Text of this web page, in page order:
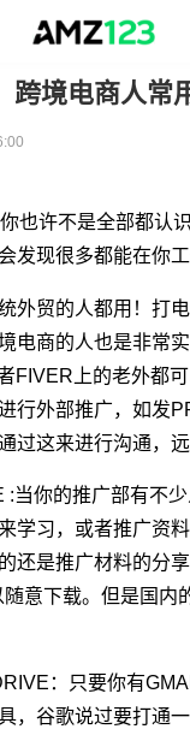
跨境电商人常
也许不是全部都认
发现很多都能在你工
外贸的人都用！打
电商的人也是非常
FIVER上的老外都
行外部推广，如发
过这来进行沟通，远
:当你的推广部有不
学习，或者推广资
还是推广材料的分享
意下载。但是国内
：只要你有
，谷歌说过要打通